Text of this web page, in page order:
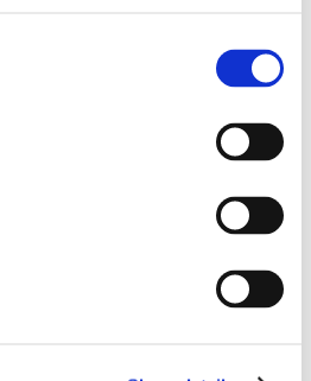
置喷嘴和控制清洁循环，有助于
中断生产的情况下保持卫生。
与倾斜的排水地板相结合，简化